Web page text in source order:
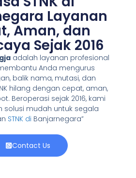
Layanan
Aman, dan
Sejak 2016
adalah layanan profesional
Anda mengurus
balik nama, mutasi, dan
hilang dengan cepat, aman,
Beroperasi sejak 2016, kami
solusi mudah untuk segala
STNK di Banjarnegara”
Contact Us